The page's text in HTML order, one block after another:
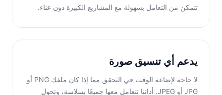
تتمكن من التعامل بسهولة مع المشاريع الكبيرة دون عناء.
يدعم أي تنسيق صورة
لا حاجة لإضاعة الوقت في التحقق مما إذا كان ملفك PNG أو
JPG أو JPEG. أداتنا تتعامل معها جميعًا بسلاسة، وتحول